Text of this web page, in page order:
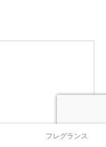
フレグランス